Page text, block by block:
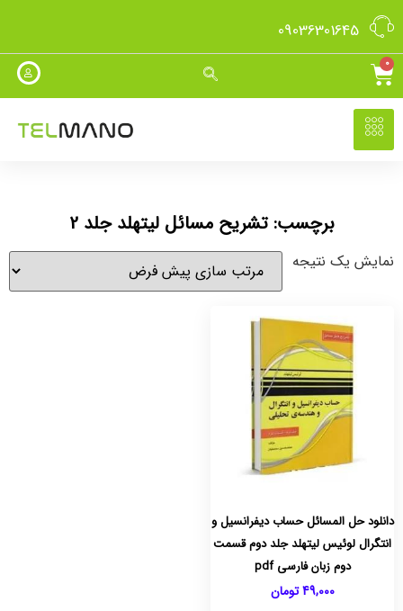
09036301645
0
برچسب: تشریح مسائل لیتهلد جلد 2
نمایش یک نتیجه
دانلود حل المسائل حساب دیفرانسیل و
انتگرال لوئیس لیتهلد جلد دوم قسمت
دوم زبان فارسی pdf
49,000 تومان